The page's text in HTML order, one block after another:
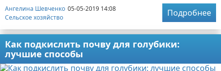
Ангелина Шевченко 05-05-2019 14:08
Сельское хозяйство
Подробнее
Как подкислить почву для голубики:
лучшие способы